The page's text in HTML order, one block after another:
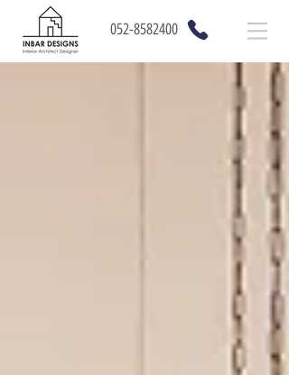
052-8582400